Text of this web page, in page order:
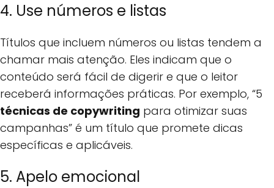
4. Use números e listas
Títulos que incluem números ou listas tendem a
chamar mais atenção. Eles indicam que o
conteúdo será fácil de digerir e que o leitor
receberá informações práticas. Por exemplo, “5
técnicas de copywriting para otimizar suas
campanhas” é um título que promete dicas
específicas e aplicáveis.
5. Apelo emocional